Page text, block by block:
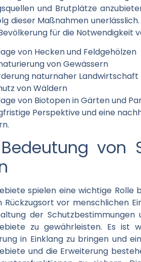
und Brutplätze
dieser Maßnahmen
für die Notwendigkeit
von Hecken und Feldgehölzen
von Gewässern
naturnaher Landwirtschaft
von Wäldern
von Biotopen in Gärten und
Perspektive und eine
von
spielen eine wichtige Rolle
Rückzugsort vor menschlichen
der
zu gewährleisten. Es ist
in Einklang zu bringen und
und die Erweiterung